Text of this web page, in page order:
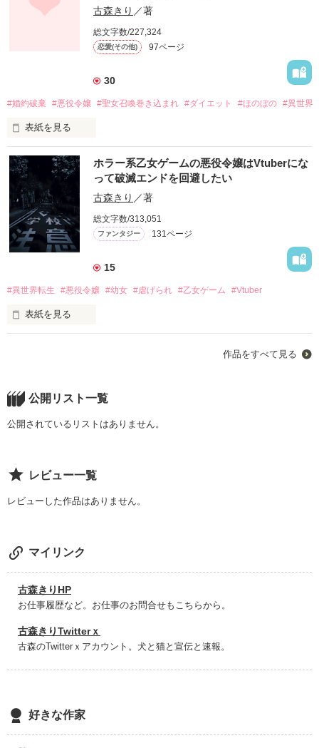
を支配した！
その上窓に映るのは短い手足と可愛い肉球を持つ、クリーム
色の謎の生き物！
これ、まさか、俺……!?
混乱しながらも、病室にいた黒マントと大釜を持つ存在を見
つけた途端、俺は叫んだ。
「ボクと契約して、魔法少女になってほしいミュ！」
作品を読む
古森きり ／著
総文字数/227,324
恋愛(その他) 97ページ
30
#婚約破棄 #悪役令嬢 #聖女召喚巻き込まれ #ダイエット #ほのぼの #異世界
表紙を見る
この世界、アブソリュート・ソアリアのラグランジュ王国、ラ
クルテル侯爵令嬢として生を受けた私、ロゼリアは王太子の婚
約者に抜擢された。
こればっかりは政略的なことだから仕方ない、と諦めたはずな
のに――
「今度召喚されてくる聖女と結婚する」と、婚約破棄されてし
まう。
まあ、いいか。元々好きな人というわけではなかったし。
むしろ、婚約破棄された“キズモノ”としてまともな結婚が望め
た矢先、婚約破棄してきた婚約者が「召喚されてきた聖女がブ
作品を読む
ホラー系乙女ゲームの悪役令嬢はVtuberにな
って破滅エンドを回避したい
古森きり ／著
総文字数/313,051
ファンタジー 131ページ
15
#異世界転生 #悪役令嬢 #幼女 #虐げられ #乙女ゲーム #Vtuber
表紙を見る
+、ベリーズカフェ、Nolaノベルズに掲載します。
作品を読む
作品をすべて見る
公開リスト一覧
公開されているリストはありません。
レビュー一覧
レビューした作品はありません。
マイリンク
古森きりHP
お仕事履歴など。お仕事のお問合せもこちらから。
古森きりTwitterｘ
古森のTwitterｘアカウント。犬と猫と宣伝と速報。
好きな作家